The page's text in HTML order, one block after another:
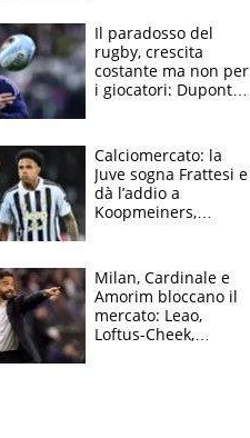
prove”
Il paradosso del
rugby, crescita
costante ma non per
i giocatori: Dupont
solo 1,4 milioni
all'anno
Calciomercato: la
Juve sogna Frattesi e
dà l’addio a
Koopmeiners,
scatenata
Milan, Cardinale e
Amorim bloccano il
mercato: Leao,
Loftus-Cheek,